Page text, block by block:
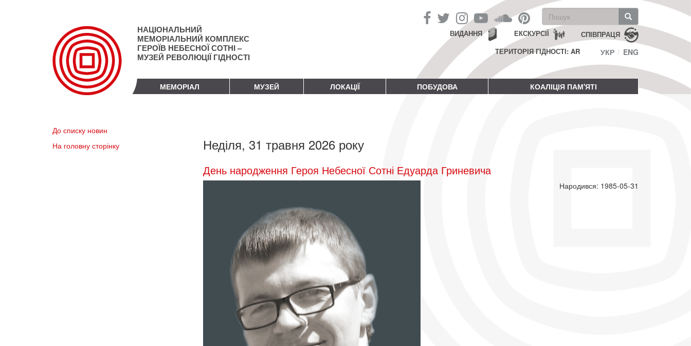
НАЦІОНАЛЬНИЙ
МЕМОРІАЛЬНИЙ КОМПЛЕКС
ГЕРОЇВ НЕБЕСНОЇ СОТНІ –
МУЗЕЙ РЕВОЛЮЦІЇ ГІДНОСТІ
Пошукова
форма
Пошук СПІВПРАЦЯ
ЕКСКУРСІЇ
ВИДАННЯ
ТЕРИТОРІЯ ГІДНОСТІ: AR
УКР ENG
МЕМОРІАЛ МУЗЕЙ ЛОКАЦІЇ ПОБУДОВА КОАЛІЦІЯ ПАМ'ЯТІ
До списку новин
На головну сторінку
Неділя, 31 травня 2026 року
День народження Героя Небесної Сотні Едуарда Гриневича
Народився: 1985-05-31